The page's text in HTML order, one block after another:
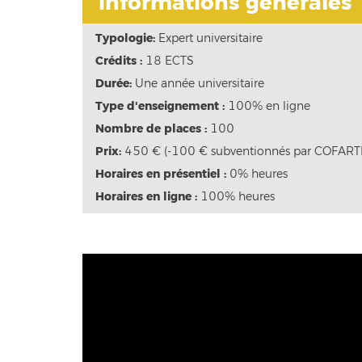
Typologie: Expert universitaire
Crédits : 18 ECTS
Durée: Une année universitaire
Type d'enseignement : 100% en ligne
Nombre de places : 100
Prix: 450 € (-100 € subventionnés par
Horaires en présentiel : 0% heures
Horaires en ligne : 100% heures